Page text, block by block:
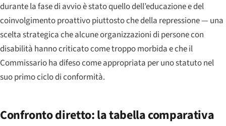
durante la fase di avvio è stato quello dell’educazione e del
coinvolgimento proattivo piuttosto che della repressione — una
scelta strategica che alcune organizzazioni di persone con
disabilità hanno criticato come troppo morbida e che il
Commissario ha difeso come appropriata per uno statuto nel
suo primo ciclo di conformità.
Confronto diretto: la tabella comparativa